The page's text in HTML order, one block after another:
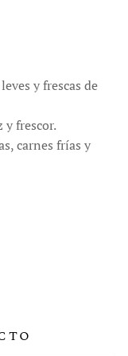
y frescas de
y frescor.
carnes frías y